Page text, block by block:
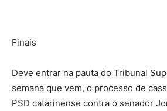
Finais
Deve entrar na pauta do Tribunal
semana que vem, o processo de
PSD catarinense contra o senador